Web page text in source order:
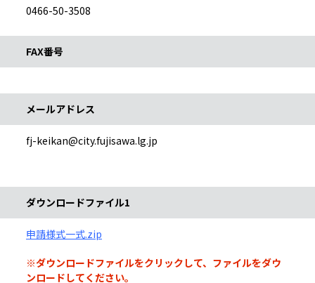
0466-50-3508
FAX番号
メールアドレス
fj-keikan@city.fujisawa.lg.jp
ダウンロードファイル
ダウンロードファイル1
申請様式一式.zip
※ダウンロードファイルをクリックして、ファイルをダウ
ンロードしてください。